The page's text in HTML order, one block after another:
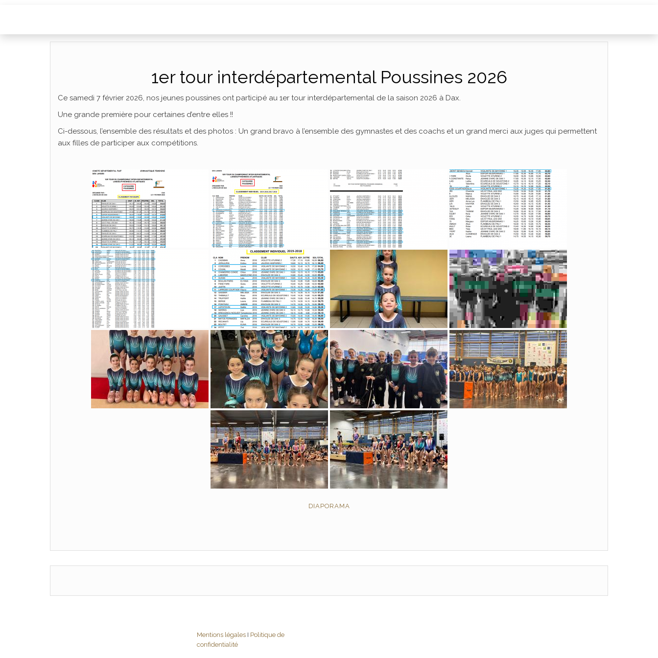
1er tour interdépartemental Poussines 2026
Ce samedi 7 février 2026, nos jeunes poussines ont participé au 1er tour interdépartemental de la saison 2026 à Dax.
Une grande première pour certaines d’entre elles !!
Ci-dessous, l’ensemble des résultats et des photos : Un grand bravo à l’ensemble des gymnastes et des coachs et un grand merci aux juges qui permettent
aux filles de participer aux compétitions.
DIAPORAMA
Mentions légales I Politique de
confidentialité